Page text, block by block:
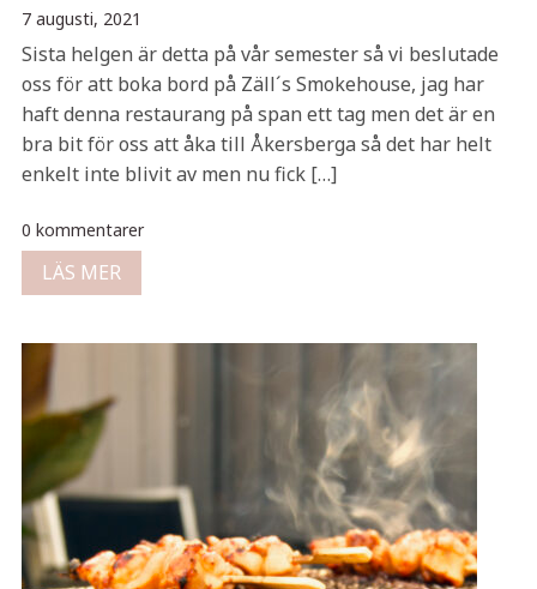
7 augusti, 2021
Sista helgen är detta på vår semester så vi beslutade
oss för att boka bord på Zäll´s Smokehouse, jag har
haft denna restaurang på span ett tag men det är en
bra bit för oss att åka till Åkersberga så det har helt
enkelt inte blivit av men nu fick […]
0 kommentarer
LÄS MER